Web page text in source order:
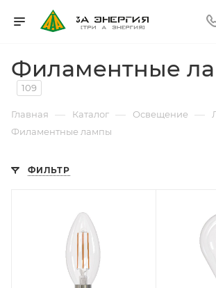
Филаментные
109
Главная — Каталог — Освещение —
Филаментные лампы
ФИЛЬТР